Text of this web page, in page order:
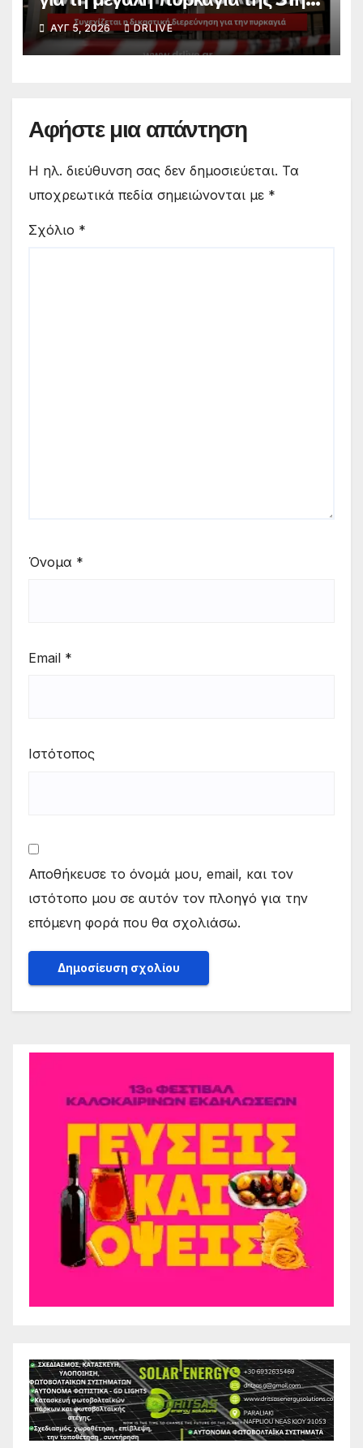
Ιουλίου
ΑΥΓ 5, 2026 DRLIVE
Αφήστε μια απάντηση
Η ηλ. διεύθυνση σας δεν δημοσιεύεται. Τα
υποχρεωτικά πεδία σημειώνονται με *
Σχόλιο *
Όνομα *
Email *
Ιστότοπος
Αποθήκευσε το όνομά μου, email, και τον
ιστότοπο μου σε αυτόν τον πλοηγό για την
επόμενη φορά που θα σχολιάσω.